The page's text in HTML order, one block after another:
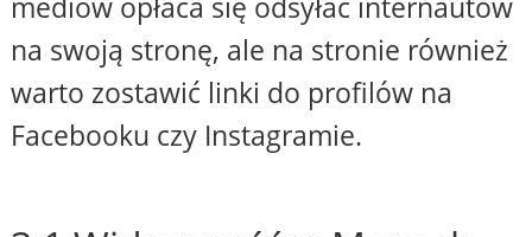
mediów opłaca się odsyłać internautów
na swoją stronę, ale na stronie również
warto zostawić linki do profilów na
Facebooku czy Instagramie.